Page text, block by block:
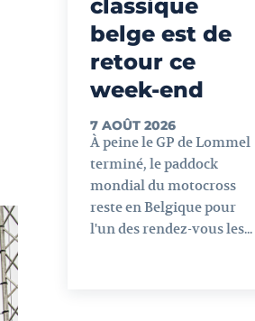
classique
belge est de
retour ce
week-end
7 AOÛT 2026
À peine le GP de Lommel
terminé, le paddock
mondial du motocross
reste en Belgique pour
l'un des rendez-vous les...